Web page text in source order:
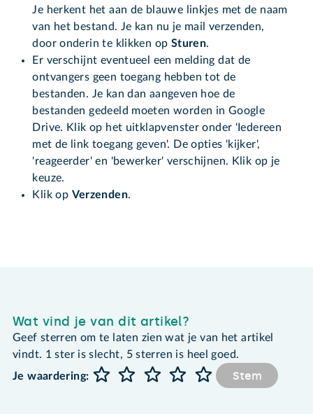
Je herkent het aan de blauwe linkjes met de naam
van het bestand. Je kan nu je mail verzenden,
door onderin te klikken op Sturen.
Er verschijnt eventueel een melding dat de
ontvangers geen toegang hebben tot de
bestanden. Je kan dan aangeven hoe de
bestanden gedeeld moeten worden in Google
Drive. Klik op het uitklapvenster onder 'Iedereen
met de link toegang geven'. De opties 'kijker',
'reageerder' en 'bewerker' verschijnen. Klik op je
keuze.
Klik op Verzenden.
Wat vind je van dit artikel?
Geef sterren om te laten zien wat je van het artikel
vindt. 1 ster is slecht, 5 sterren is heel goed.
Je waardering:
Stem